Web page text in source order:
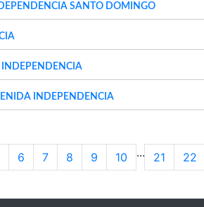
SANTO DOMINGO
INDEPENDENCIA
INDEPENDENCIA
6 7 8 9 10 ... 21 22